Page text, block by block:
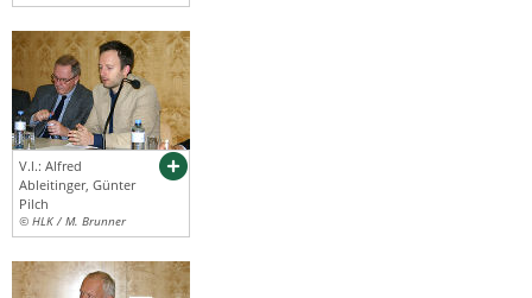
V.l.: Alfred
Ableitinger, Günter
Pilch
© HLK / M. Brunner